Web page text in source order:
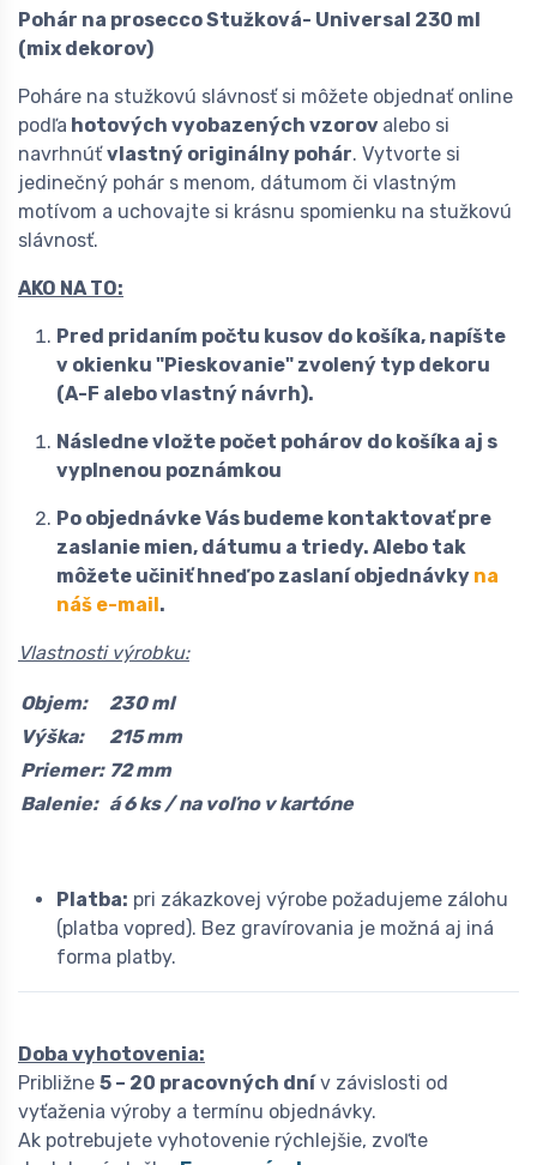
Pohár na prosecco Stužková- Universal 230 ml
(mix dekorov)
Poháre na stužkovú slávnosť si môžete objednať online
podľa hotových vyobazených vzorov alebo si
navrhnúťvlastný originálny pohár. Vytvorte si
jedinečný pohár s menom, dátumom či vlastným
motívom a uchovajte si krásnu spomienku na stužkovú
slávnosť.
AKO NA TO:
Pred pridaním počtu kusov do košíka, napíšte
v okienku "Pieskovanie" zvolený typ dekoru
(A-F alebo vlastný návrh).
Následne vložte počet pohárov do košíka aj s
vyplnenou poznámkou
Po objednávke Vás budeme kontaktovať pre
zaslanie mien, dátumu a triedy. Alebo tak
môžete učiniť hneď po zaslaní objednávky na
náš e-mail .
Vlastnosti výrobku:
Objem:
230 ml
Výška:
215 mm
Priemer: 72 mm
Balenie: á 6 ks / na voľno v kartóne
Platba: pri zákazkovej výrobe požadujeme zálohu
(platba vopred). Bez gravírovania je možná aj iná
forma platby.
Doba vyhotovenia:
Približne 5 – 20 pracovných dnív závislosti od
vyťaženia výroby a termínu objednávky.
Ak potrebujete vyhotovenie rýchlejšie, zvoľte